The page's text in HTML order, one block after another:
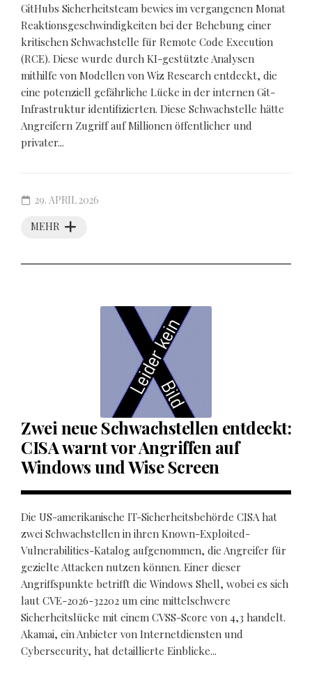
GitHubs Sicherheitsteam bewies im vergangenen Monat
Reaktionsgeschwindigkeiten bei der Behebung einer
kritischen Schwachstelle für Remote Code Execution
(RCE). Diese wurde durch KI-gestützte Analysen
mithilfe von Modellen von Wiz Research entdeckt, die
eine potenziell gefährliche Lücke in der internen Git-
Infrastruktur identifizierten. Diese Schwachstelle hätte
Angreifern Zugriff auf Millionen öffentlicher und
privater...
MEHR
29. APRIL 2026
Zwei neue Schwachstellen entdeckt:
CISA warnt vor Angriffen auf
Windows und Wise Screen
Die US-amerikanische IT-Sicherheitsbehörde CISA hat
zwei Schwachstellen in ihren Known-Exploited-
Vulnerabilities-Katalog aufgenommen, die Angreifer für
gezielte Attacken nutzen können. Einer dieser
Angriffspunkte betrifft die Windows Shell, wobei es sich
laut CVE-2026-32202 um eine mittelschwere
Sicherheitslücke mit einem CVSS-Score von 4,3 handelt.
Akamai, ein Anbieter von Internetdiensten und
Cybersecurity, hat detaillierte Einblicke...